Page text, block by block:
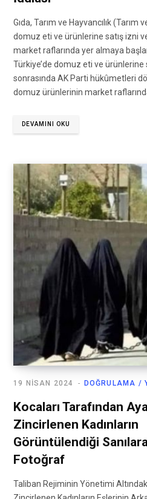
Gıda, Tarım ve Hayvancılık (Tarım
domuz eti ve ürünlerine satış izni
market raflarında yer almaya
Türkiye’de domuz eti ve ürünlerine
sonrasında AK Parti hükûmetleri
domuz ürünlerinin market
DEVAMINI OKU
DOĞRULAMA /
19 NISAN 2024
Kocaları Tarafından
Zincirlenen Kadınların
Görüntülendiği
Fotoğraf
Taliban Rejiminin Yönetimi